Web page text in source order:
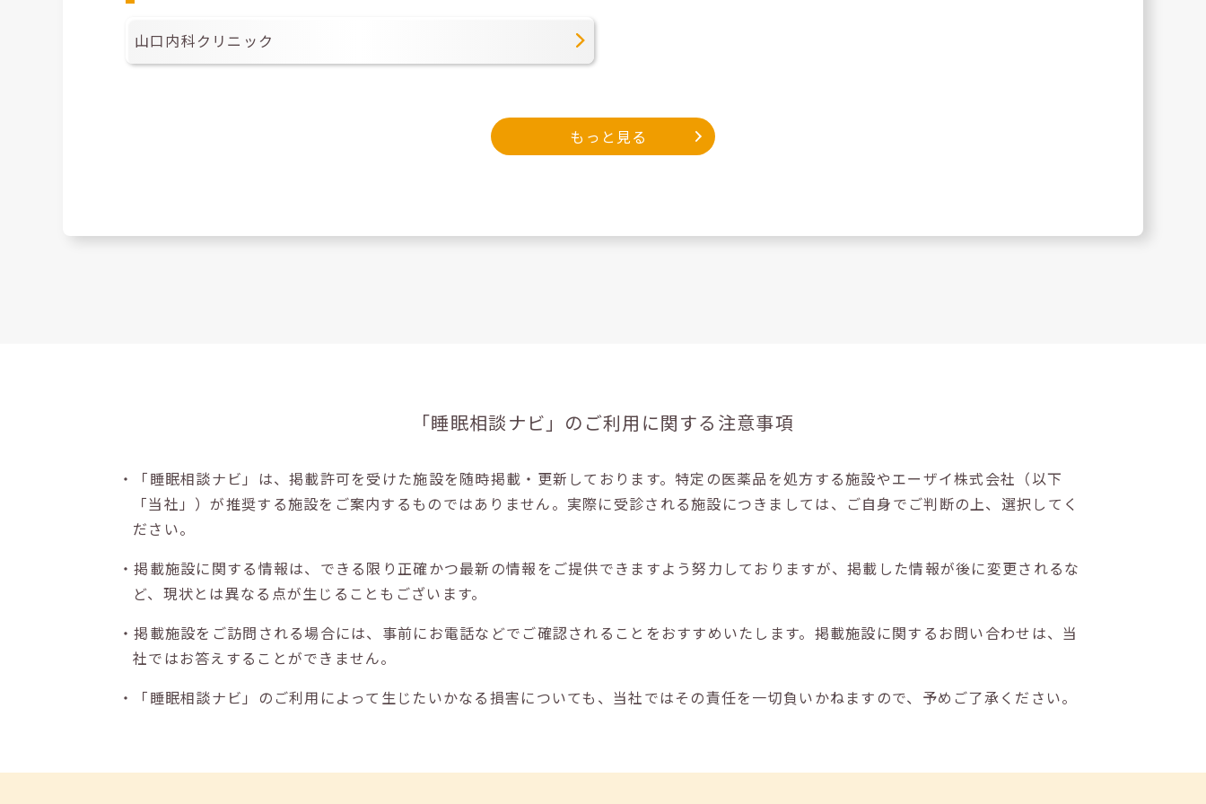
山口内科クリニック
もっと見る
「睡眠相談ナビ」の ご利用に関する注意事項
・「睡眠相談ナビ」は、掲載許可を受けた施設を随時掲載・更新しております。特定の医薬品を処方する施設やエーザイ株式会社（以下
「当社」）が推奨する施設をご案内するものではありません。実際に受診される施設につきましては、ご自身でご判断の上、選択してく
ださい。
・掲載施設に関する情報は、できる限り正確かつ最新の情報をご提供できますよう努力しておりますが、掲載した情報が後に変更されるな
ど、現状とは異なる点が生じることもございます。
・掲載施設をご訪問される場合には、事前にお電話などでご確認されることをおすすめいたします。掲載施設に関するお問い合わせは、当
社ではお答えすることができません。
・「睡眠相談ナビ」のご利用によって生じたいかなる損害についても、当社ではその責任を一切負いかねますので、予めご了承ください。